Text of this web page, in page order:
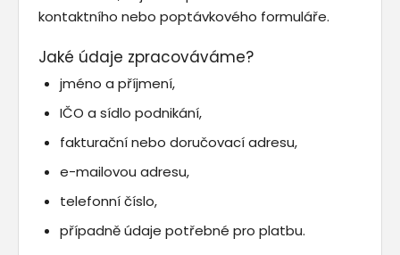
kontaktního nebo poptávkového formuláře.
Jaké údaje zpracováváme?
jméno a příjmení,
IČO a sídlo podnikání,
fakturační nebo doručovací adresu,
e-mailovou adresu,
telefonní číslo,
případně údaje potřebné pro platbu.